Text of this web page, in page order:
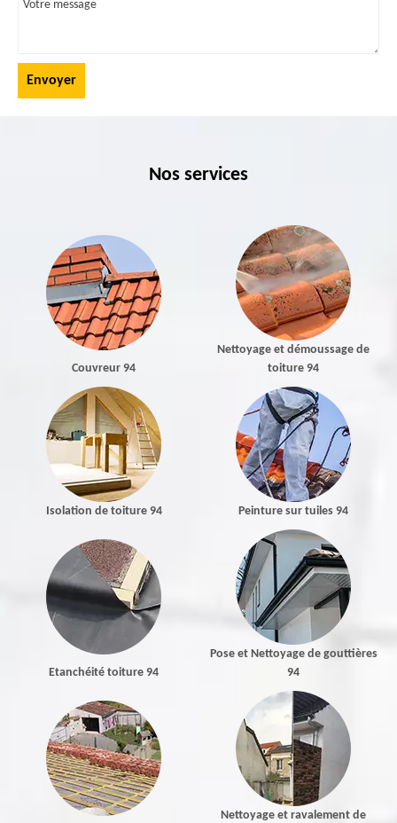
Nos services
Couvreur 94
Nettoyage et démoussage de
toiture 94
Isolation de toiture 94 Peinture sur tuiles 94
Etanchéité toiture 94
Pose et Nettoyage de gouttières
94
Nettoyage et ravalement de